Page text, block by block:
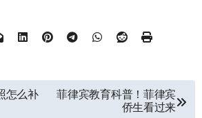
怎么补
菲律宾教育科普！菲律宾
侨生看过来